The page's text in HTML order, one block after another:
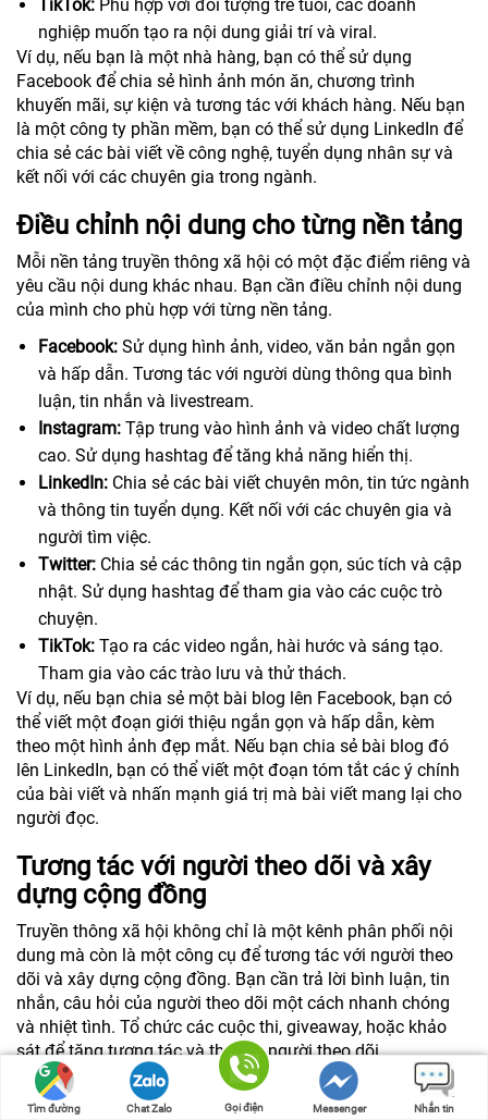
TikTok: Phù hợp với đối tượng trẻ tuổi, các doanh
nghiệp muốn tạo ra nội dung giải trí và viral.
Ví dụ, nếu bạn là một nhà hàng, bạn có thể sử dụng
Facebook để chia sẻ hình ảnh món ăn, chương trình
khuyến mãi, sự kiện và tương tác với khách hàng. Nếu bạn
là một công ty phần mềm, bạn có thể sử dụng LinkedIn để
chia sẻ các bài viết về công nghệ, tuyển dụng nhân sự và
kết nối với các chuyên gia trong ngành.
Điều chỉnh nội dung cho từng nền tảng
Mỗi nền tảng truyền thông xã hội có một đặc điểm riêng và
yêu cầu nội dung khác nhau. Bạn cần điều chỉnh nội dung
của mình cho phù hợp với từng nền tảng.
Facebook: Sử dụng hình ảnh, video, văn bản ngắn gọn
và hấp dẫn. Tương tác với người dùng thông qua bình
luận, tin nhắn và livestream.
Instagram: Tập trung vào hình ảnh và video chất lượng
cao. Sử dụng hashtag để tăng khả năng hiển thị.
LinkedIn: Chia sẻ các bài viết chuyên môn, tin tức ngành
và thông tin tuyển dụng. Kết nối với các chuyên gia và
người tìm việc.
Twitter: Chia sẻ các thông tin ngắn gọn, súc tích và cập
nhật. Sử dụng hashtag để tham gia vào các cuộc trò
chuyện.
TikTok: Tạo ra các video ngắn, hài hước và sáng tạo.
Tham gia vào các trào lưu và thử thách.
Ví dụ, nếu bạn chia sẻ một bài blog lên Facebook, bạn có
thể viết một đoạn giới thiệu ngắn gọn và hấp dẫn, kèm
theo một hình ảnh đẹp mắt. Nếu bạn chia sẻ bài blog đó
lên LinkedIn, bạn có thể viết một đoạn tóm tắt các ý chính
của bài viết và nhấn mạnh giá trị mà bài viết mang lại cho
người đọc.
Tương tác với người theo dõi và xây
dựng cộng đồng
Truyền thông xã hội không chỉ là một kênh phân phối nội
dung mà còn là một công cụ để tương tác với người theo
dõi và xây dựng cộng đồng. Bạn cần trả lời bình luận, tin
nhắn, câu hỏi của người theo dõi một cách nhanh chóng
và nhiệt tình. Tổ chức các cuộc thi, giveaway, hoặc khảo
sát để tăng tương tác và thu hút người theo dõi.
Ví dụ, bạn có thể tổ chức một cuộc thi ảnh trên Instagram,
yêu cầu người theo dõi chia sẻ hình ảnh sử dụng sản phẩm
Tìm đường Chat Zalo Gọi điện Messenger Nhắn tin